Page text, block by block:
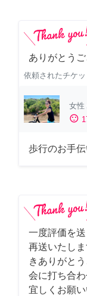
ありがとうご
依頼されたチケッ
女性
sentiment_satisfied
歩行のお手伝
一度評価を
再送いたし
きありがと
会に打ち合
宜しくお願い